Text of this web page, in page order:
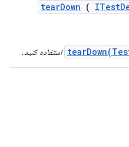
tearDown ( ITest
استفاده کنید.